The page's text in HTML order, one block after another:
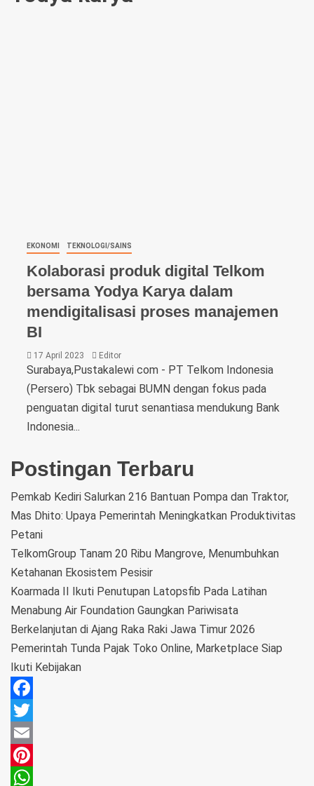
EKONOMI TEKNOLOGI/SAINS
Kolaborasi produk digital Telkom
bersama Yodya Karya dalam
mendigitalisasi proses manajemen
BI
17 April 2023 Editor
Surabaya,Pustakalewi com - PT Telkom Indonesia
(Persero) Tbk sebagai BUMN dengan fokus pada
penguatan digital turut senantiasa mendukung Bank
Indonesia...
Postingan Terbaru
Pemkab Kediri Salurkan 216 Bantuan Pompa dan Traktor,
Mas Dhito: Upaya Pemerintah Meningkatkan Produktivitas
Petani
TelkomGroup Tanam 20 Ribu Mangrove, Menumbuhkan
Ketahanan Ekosistem Pesisir
Koarmada II Ikuti Penutupan Latopsfib Pada Latihan
Menabung Air Foundation Gaungkan Pariwisata
Berkelanjutan di Ajang Raka Raki Jawa Timur 2026
Pemerintah Tunda Pajak Toko Online, Marketplace Siap
Ikuti Kebijakan
Facebook
Twitter
Email
Pinterest